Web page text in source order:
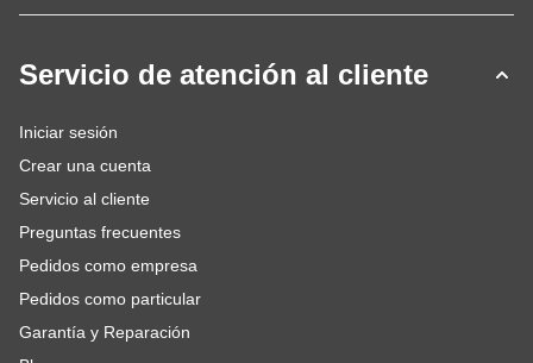
Servicio de atención al cliente
Iniciar sesión
Crear una cuenta
Servicio al cliente
Preguntas frecuentes
Pedidos como empresa
Pedidos como particular
Garantía y Reparación